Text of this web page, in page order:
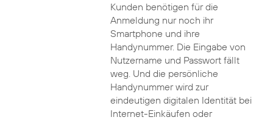
Kunden benötigen für die
Anmeldung nur noch ihr
Smartphone und ihre
Handynummer. Die Eingabe von
Nutzername und Passwort fällt
weg. Und die persönliche
Handynummer wird zur
eindeutigen digitalen Identität bei
Internet-Einkäufen oder